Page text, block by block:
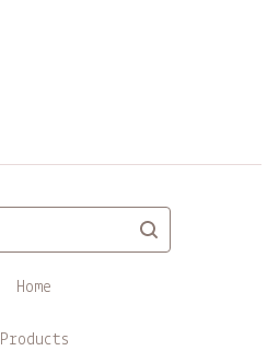
Home
Products